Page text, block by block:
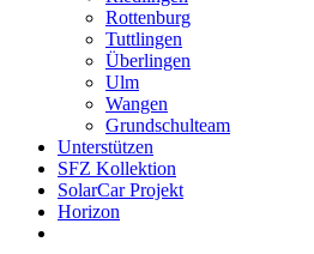
Rottenburg
Tuttlingen
Überlingen
Ulm
Wangen
Grundschulteam
Unterstützen
SFZ Kollektion
SolarCar Projekt
Horizon